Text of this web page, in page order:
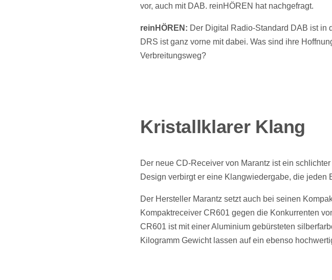
vor, auch mit DAB. reinHÖREN hat nachgefragt.
reinHÖREN: Der Digital Radio-Standard DAB ist in
DRS ist ganz vorne mit dabei. Was sind ihre
Verbreitungsweg?
Kristallklarer Klang
Der neue CD-Receiver von Marantz ist ein
Design verbirgt er eine Klangwiedergabe, die jeden
Der Hersteller Marantz setzt auch bei seinen
Kompaktreceiver CR601 gegen die Konkurrenten
CR601 ist mit einer Aluminium gebürsteten
Kilogramm Gewicht lassen auf ein ebenso